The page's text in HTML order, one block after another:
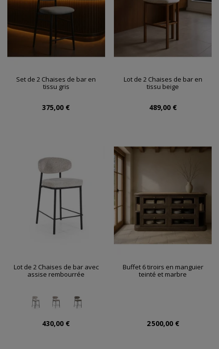
Set de 2 Chaises de bar en
tissu gris
375,00 €
Lot de 2 Chaises de bar en
tissu beige
489,00 €
Lot de 2 Chaises de bar avec
assise rembourrée
430,00 €
Buffet 6 tiroirs en manguier
teinté et marbre
2 500,00 €